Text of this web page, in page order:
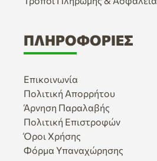
ΠΛΗΡΟΦΟΡΊΕΣ
Επικοινωνία
Πολιτική Απορρήτου
Άρνηση Παραλαβής
Πολιτική Επιστροφών
Όροι Χρήσης
Φόρμα Υπαναχώρησης